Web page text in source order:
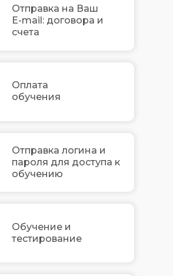
Отправка на Ваш
E-mail: договора и
счета
Оплата
обучения
Отправка логина и
пароля для доступа к
обучению
Обучение и
тестирование